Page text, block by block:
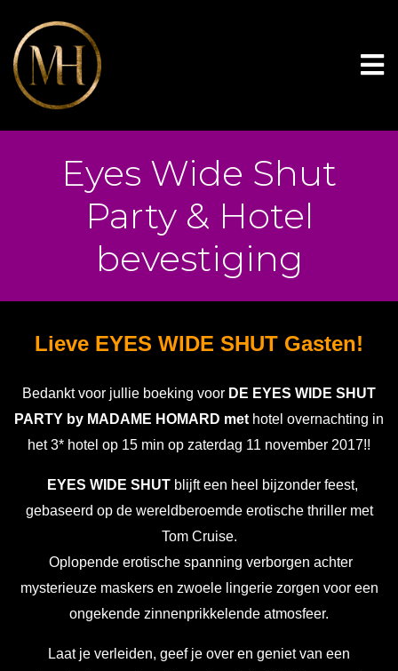
Eyes Wide Shut
Party & Hotel
bevestiging
Lieve EYES WIDE SHUT Gasten!
Bedankt voor jullie boeking voor DE EYES WIDE SHUT
PARTY by MADAME HOMARD met hotel overnachting in
het 3* hotel op 15 min op zaterdag 11 november 2017!!
EYES WIDE SHUT blijft een heel bijzonder feest,
gebaseerd op de wereldberoemde erotische thriller met
Tom Cruise.
Oplopende erotische spanning verborgen achter
mysterieuze maskers en zwoele lingerie zorgen voor een
ongekende zinnenprikkelende atmosfeer.
Laat je verleiden, geef je over en geniet van een